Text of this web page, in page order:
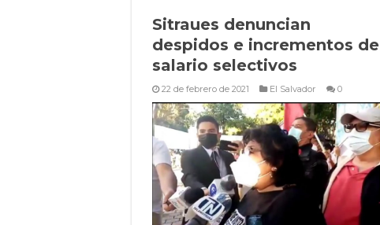
Sitraues denuncian
despidos e incrementos de
salario selectivos
22 de febrero de 2021 El Salvador 0